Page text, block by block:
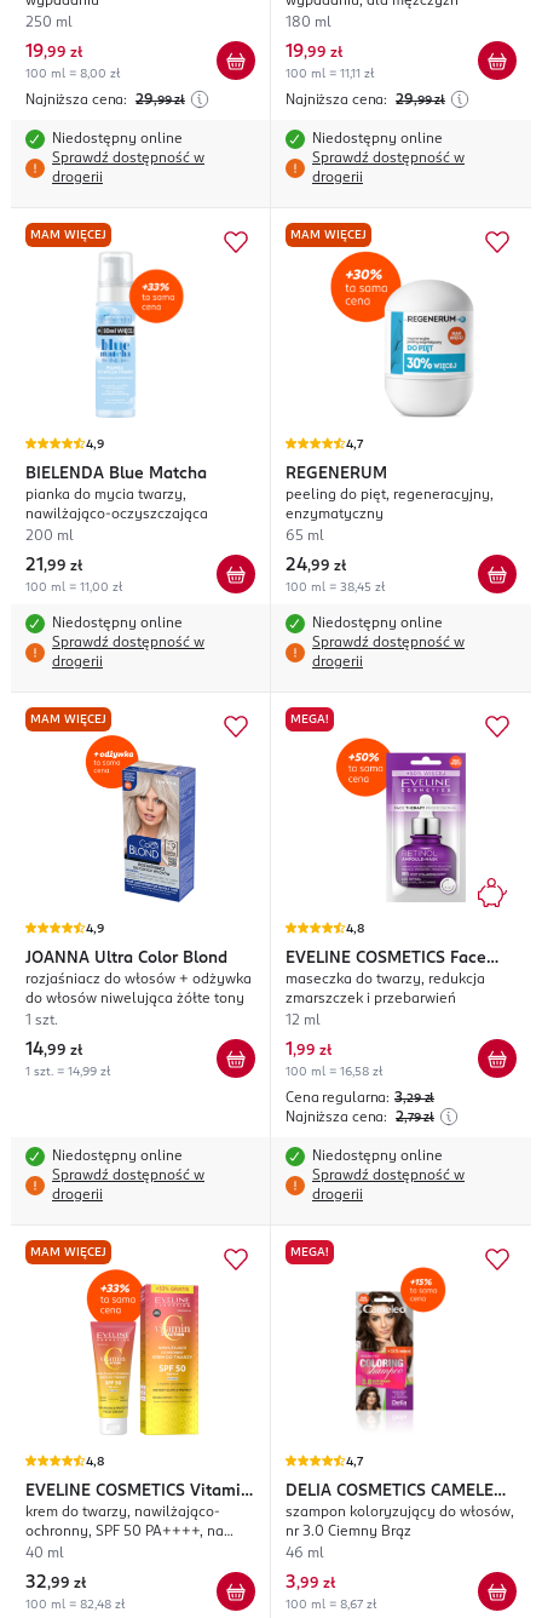
250 ml
19,99 zł
100 ml = 8,00 zł
Najniższa cena: 29,99 zł
Niedostępny online
Sprawdź dostępność w
drogerii
180 ml
19,99 zł
100 ml = 11,11 zł
Najniższa cena: 29,99 zł
Niedostępny online
Sprawdź dostępność w
drogerii
MAM WIĘCEJ
4,9
BIELENDA Blue Matcha
pianka do mycia twarzy,
nawilżająco-oczyszczająca
200 ml
21 ,99 zł
100 ml = 11,00 zł
Niedostępny online
Sprawdź dostępność w
drogerii
MAM WIĘCEJ
4,7
REGENERUM
peeling do pięt, regeneracyjny,
enzymatyczny
65 ml
24,99 zł
100 ml = 38,45 zł
Niedostępny online
Sprawdź dostępność w
drogerii
MAM WIĘCEJ
4,9
JOANNA Ultra Color Blond
rozjaśniacz do włosów + odżywka
do włosów niwelująca żółte tony
1 szt.
14,99 zł
1 szt. = 14,99 zł
Niedostępny online
Sprawdź dostępność w
drogerii
MEGA!
4,8
EVELINE COSMETICS Face
Therapy Professional Retinol
maseczka do twarzy, redukcja
zmarszczek i przebarwień
12 ml
1 ,99 zł
100 ml = 16,58 zł
Cena regularna: 3,29 zł
Najniższa cena: 2,79 zł
Niedostępny online
Sprawdź dostępność w
drogerii
MAM WIĘCEJ
4,8
EVELINE COSMETICS Vitamin
C 3xAction
krem do twarzy, nawilżająco-
ochronny, SPF 50 PA++++, na
dzień
40 ml
32,99 zł
100 ml = 82,48 zł
MEGA!
4,7
DELIA COSMETICS CAMELEO
Coloring Shampoo
szampon koloryzujący do włosów,
nr 3.0 Ciemny Brąz
46 ml
3,99 zł
100 ml = 8,67 zł